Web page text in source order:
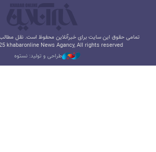
تمامی حقوق این سایت برای خبرآنلاین محفوظ است. نقل مطالب
khabaronline News Agancy, All rights reserved
طراحی و تولید: نستوه